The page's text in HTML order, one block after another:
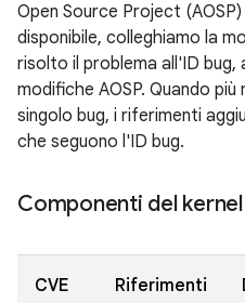
Open Source Project
disponibile, colleghiamo la
risolto il problema all'ID bug,
modifiche AOSP. Quando
singolo bug, i riferimenti
che seguono l'ID bug.
Componenti del kernel
CVE Riferimenti